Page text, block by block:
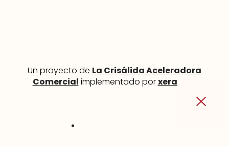
Un proyecto de La Crisálida Aceleradora
Comercial implementado porxeral.net